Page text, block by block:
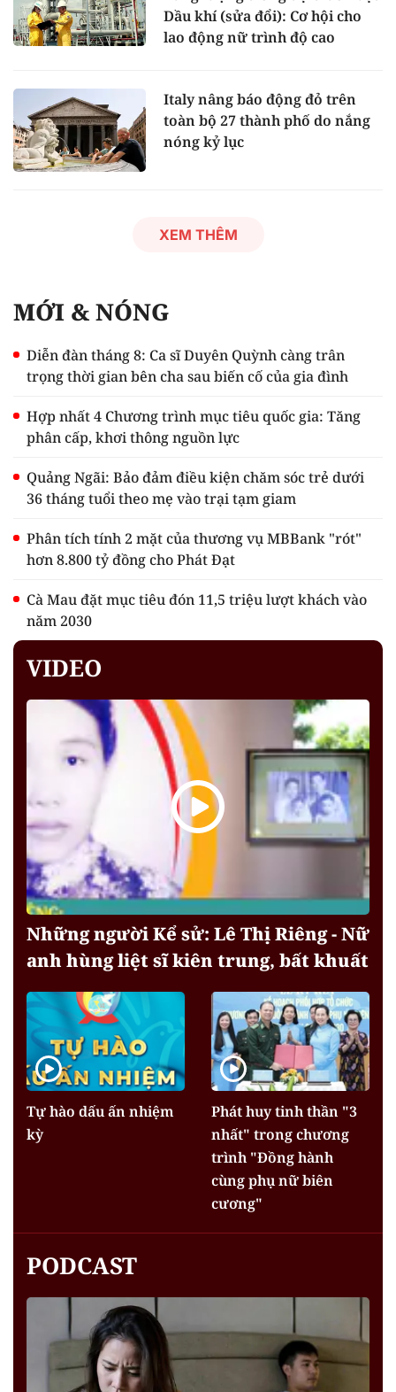
Dầu khí (sửa đổi): Cơ hội cho
lao động nữ trình độ cao
Italy nâng báo động đỏ trên
toàn bộ 27 thành phố do nắng
nóng kỷ lục
XEM THÊM
MỚI & NÓNG
Diễn đàn tháng 8: Ca sĩ Duyên Quỳnh càng trân
trọng thời gian bên cha sau biến cố của gia đình
Hợp nhất 4 Chương trình mục tiêu quốc gia: Tăng
phân cấp, khơi thông nguồn lực
Quảng Ngãi: Bảo đảm điều kiện chăm sóc trẻ dưới
36 tháng tuổi theo mẹ vào trại tạm giam
Phân tích tính 2 mặt của thương vụ MBBank "rót"
hơn 8.800 tỷ đồng cho Phát Đạt
Cà Mau đặt mục tiêu đón 11,5 triệu lượt khách vào
năm 2030
VIDEO
Những người Kể sử: Lê Thị Riêng - Nữ
anh hùng liệt sĩ kiên trung, bất khuất
Tự hào dấu ấn nhiệm
kỳ
Phát huy tinh thần "3
nhất" trong chương
trình "Đồng hành
cùng phụ nữ biên
cương"
PODCAST